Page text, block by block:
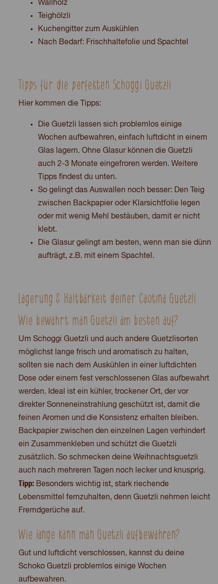
Wallholz
Teighölzli
Kuchengitter zum Auskühlen
Nach Bedarf: Frischhaltefolie und Spachtel
Tipps für die perfekten Schoggi Guetzli
Hier kommen die Tipps:
Die Guetzli lassen sich problemlos einige
Wochen aufbewahren, einfach luftdicht in einem
Glas lagern. Ohne Glasur können die Guetzli
auch 2-3 Monate eingefroren werden. Weitere
Tipps findest du unten.
So gelingt das Auswallen noch besser: Den Teig
zwischen Backpapier oder Klarsichtfolie legen
oder mit wenig Mehl bestäuben, damit er nicht
klebt.
Die Glasur gelingt am besten, wenn man sie dünn
aufträgt, z.B. mit einem Spachtel.
Lagerung & Haltbarkeit deiner Caotina Guetzli
Wie bewahrt man Guetzli am besten auf?
Um Schoggi Guetzli und auch andere Guetzlisorten
möglichst lange frisch und aromatisch zu halten,
sollten sie nach dem Auskühlen in einer luftdichten
Dose oder einem fest verschlossenen Glas aufbewahrt
werden. Ideal ist ein kühler, trockener Ort, der vor
direkter Sonneneinstrahlung geschützt ist, damit die
feinen Aromen und die Konsistenz erhalten bleiben.
Backpapier zwischen den einzelnen Lagen verhindert
ein Zusammenkleben und schützt die Guetzli
zusätzlich. So schmecken deine Weihnachtsguetzli
auch nach mehreren Tagen noch lecker und knusprig.
Tipp: Besonders wichtig ist, stark riechende
Lebensmittel fernzuhalten, denn Guetzli nehmen leicht
Fremdgerüche auf.
Wie lange kann man Guetzli aufbewahren?
Gut und luftdicht verschlossen, kannst du deine
Schoko Guetzli problemlos einige Wochen
aufbewahren.